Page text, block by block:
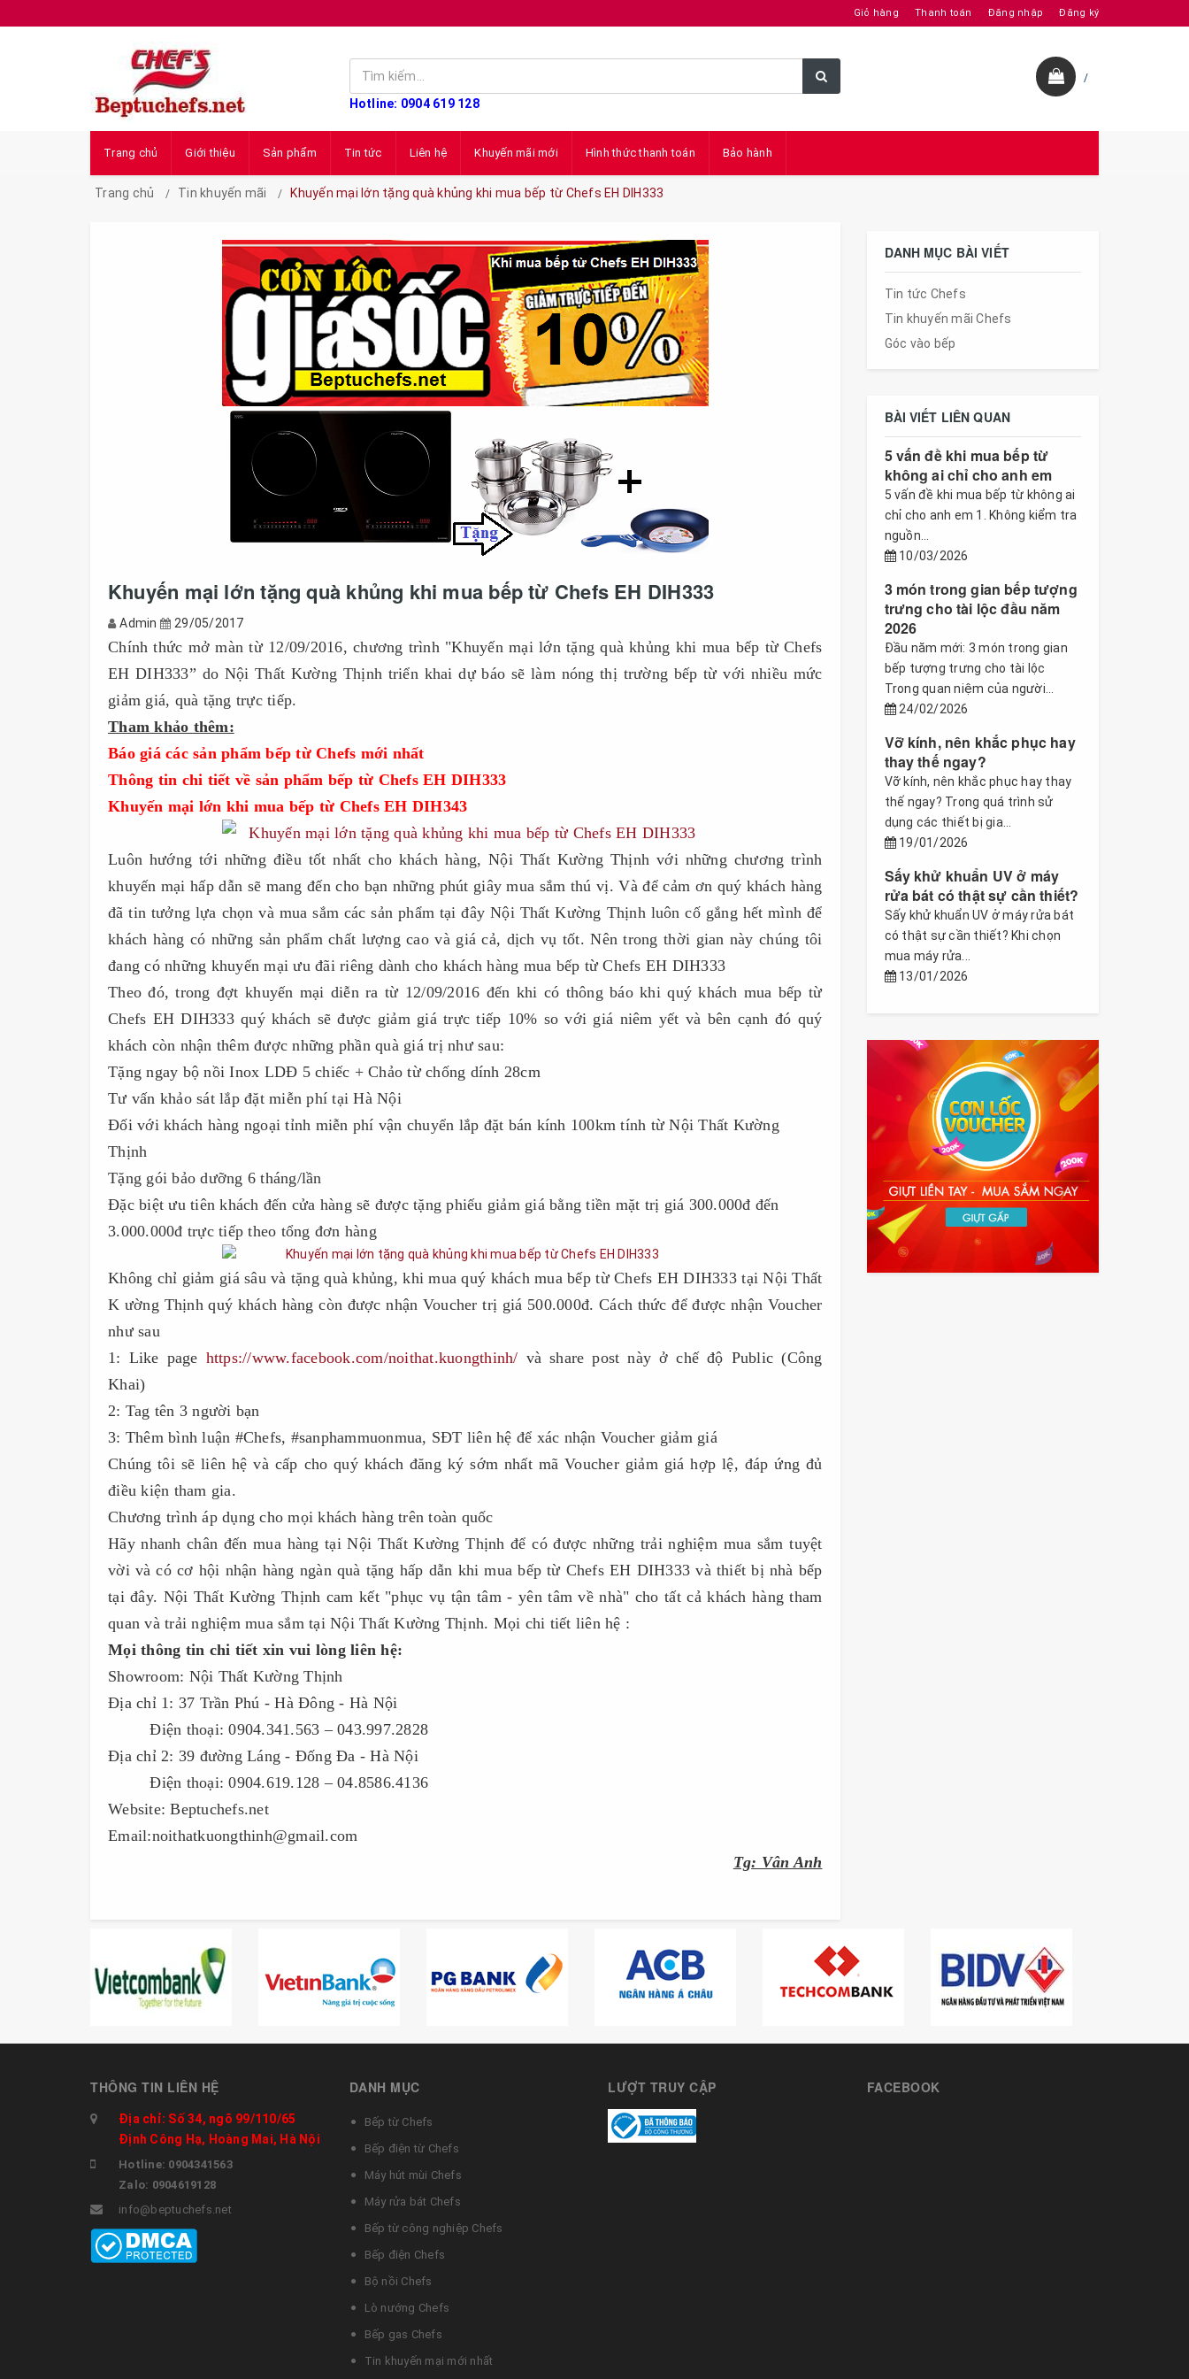
Giỏ hàng Thanh toán Đăng nhập Đăng ký
Hotline: 0904 619 128
/
Trang chủ Giới thiệu Sản phẩm Tin tức Liên hệ Khuyến mãi mới Hình thức thanh toán Bảo hành
Trang chủ Tin khuyến mãi Khuyến mại lớn tặng quà khủng khi mua bếp từ Chefs EH DIH333
Khuyến mại lớn tặng quà khủng khi mua bếp từ Chefs EH DIH333
Admin 29/05/2017
Chính thức mở màn từ 12/09/2016, chương trình "Khuyến mại lớn tặng quà khủng khi mua bếp từ Chefs
EH DIH333” do Nội Thất Kường Thịnh triển khai dự báo sẽ làm nóng thị trường bếp từ với nhiều mức
giảm giá, quà tặng trực tiếp.
Tham khảo thêm:
Báo giá các sản phẩm bếp từ Chefs mới nhất
Thông tin chi tiết về sản phẩm bếp từ Chefs EH DIH333
Khuyến mại lớn khi mua bếp từ Chefs EH DIH343
Luôn hướng tới những điều tốt nhất cho khách hàng, Nội Thất Kường Thịnh với những chương trình
khuyến mại hấp dẫn sẽ mang đến cho bạn những phút giây mua sắm thú vị. Và để cảm ơn quý khách hàng
đã tin tưởng lựa chọn và mua sắm các sản phẩm tại đây Nội Thất Kường Thịnh luôn cố gắng hết mình để
khách hàng có những sản phẩm chất lượng cao và giá cả, dịch vụ tốt. Nên trong thời gian này chúng tôi
đang có những khuyến mại ưu đãi riêng dành cho khách hàng mua bếp từ Chefs EH DIH333
Theo đó, trong đợt khuyến mại diễn ra từ 12/09/2016 đến khi có thông báo khi quý khách mua bếp từ
Chefs EH DIH333 quý khách sẽ được giảm giá trực tiếp 10% so với giá niêm yết và bên cạnh đó quý
khách còn nhận thêm được những phần quà giá trị như sau:
Tặng ngay bộ nồi Inox LDĐ 5 chiếc + Chảo từ chống dính 28cm
Tư vấn khảo sát lắp đặt miễn phí tại Hà Nội
Đối với khách hàng ngoại tỉnh miễn phí vận chuyển lắp đặt bán kính 100km tính từ Nội Thất Kường
Thịnh
Tặng gói bảo dưỡng 6 tháng/lần
Đặc biệt ưu tiên khách đến cửa hàng sẽ được tặng phiếu giảm giá bằng tiền mặt trị giá 300.000đ đến
3.000.000đ trực tiếp theo tổng đơn hàng
Không chỉ giảm giá sâu và tặng quà khủng, khi mua quý khách mua bếp từ Chefs EH DIH333 tại Nội Thất
K ường Thịnh quý khách hàng còn được nhận Voucher trị giá 500.000đ. Cách thức để được nhận Voucher
như sau
1: Like page https://www.facebook.com/noithat.kuongthinh/ và share post này ở chế độ Public (Công
Khai)
2: Tag tên 3 người bạn
3: Thêm bình luận #Chefs, #sanphammuonmua, SĐT liên hệ để xác nhận Voucher giảm giá
Chúng tôi sẽ liên hệ và cấp cho quý khách đăng ký sớm nhất mã Voucher giảm giá hợp lệ, đáp ứng đủ
điều kiện tham gia.
Chương trình áp dụng cho mọi khách hàng trên toàn quốc
Hãy nhanh chân đến mua hàng tại Nội Thất Kường Thịnh để có được những trải nghiệm mua sắm tuyệt
vời và có cơ hội nhận hàng ngàn quà tặng hấp dẫn khi mua bếp từ Chefs EH DIH333 và thiết bị nhà bếp
tại đây. Nội Thất Kường Thịnh cam kết "phục vụ tận tâm - yên tâm về nhà" cho tất cả khách hàng tham
quan và trải nghiệm mua sắm tại Nội Thất Kường Thịnh. Mọi chi tiết liên hệ :
Mọi thông tin chi tiết xin vui lòng liên hệ:
Showroom: Nội Thất Kường Thịnh
Địa chỉ 1: 37 Trần Phú - Hà Đông - Hà Nội
Điện thoại: 0904.341.563 – 043.997.2828
Địa chỉ 2: 39 đường Láng - Đống Đa - Hà Nội
Điện thoại: 0904.619.128 – 04.8586.4136
Website: Beptuchefs.net
Email:noithatkuongthinh@gmail.com
Tg: Vân Anh
DANH MỤC BÀI VIẾT
Tin tức Chefs
Tin khuyến mãi Chefs
Góc vào bếp
BÀI VIẾT LIÊN QUAN
5 vấn đề khi mua bếp từ
không ai chỉ cho anh em
5 vấn đề khi mua bếp từ không ai
chỉ cho anh em 1. Không kiểm tra
nguồn...
10/03/2026
3 món trong gian bếp tượng
trưng cho tài lộc đầu năm
2026
Đầu năm mới: 3 món trong gian
bếp tượng trưng cho tài lộc
Trong quan niệm của người...
24/02/2026
Vỡ kính, nên khắc phục hay
thay thế ngay?
Vỡ kính, nên khắc phục hay thay
thế ngay? Trong quá trình sử
dụng các thiết bị gia...
19/01/2026
Sấy khử khuẩn UV ở máy
rửa bát có thật sự cần thiết?
Sấy khử khuẩn UV ở máy rửa bát
có thật sự cần thiết? Khi chọn
mua máy rửa...
13/01/2026
THÔNG TIN LIÊN HỆ
Địa chỉ: Số 34, ngõ 99/110/65
Định Công Hạ, Hoàng Mai, Hà Nội
Hotline: 0904341563
Zalo: 0904619128
info@beptuchefs.net
DANH MỤC
Bếp từ Chefs
Bếp điện từ Chefs
Máy hút mùi Chefs
Máy rửa bát Chefs
Bếp từ công nghiệp Chefs
Bếp điện Chefs
Bộ nồi Chefs
Lò nướng Chefs
Bếp gas Chefs
Tin khuyến mại mới nhất
LƯỢT TRUY CẬP FACEBOOK